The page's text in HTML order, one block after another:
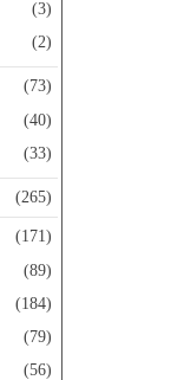
(3)
(2)
(73)
(40)
(33)
(265)
(171)
(89)
(184)
(79)
(56)